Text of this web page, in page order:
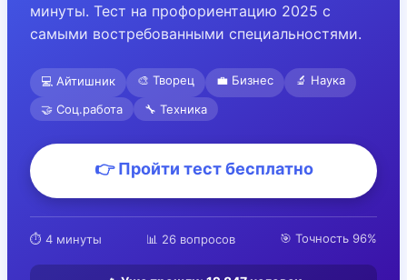
минуты. Тест на профориентацию 2025 с
самыми востребованными специальностями.
💻 Айтишник 🎨 Творец 💼 Бизнес
🔬 Наука
🤝 Соц.работа
🔧 Техника
👉 Пройти тест бесплатно
⏱️ 4 минуты 📊 26 вопросов 🎯 Точность 96%